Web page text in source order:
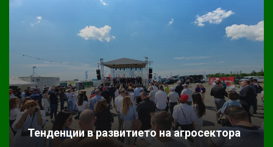
Тенденции в развитието на агросектора